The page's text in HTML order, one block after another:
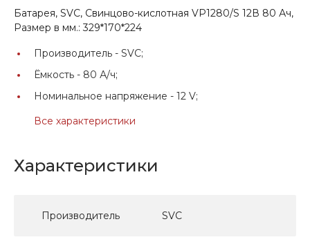
Батарея, SVC, Свинцово-кислотная VP1280/S 12В 80 Ач,
Размер в мм.: 329*170*224
Производитель - SVC;
Ёмкость - 80 А/ч;
Номинальное напряжение - 12 V;
Все характеристики
Характеристики
Производитель SVC